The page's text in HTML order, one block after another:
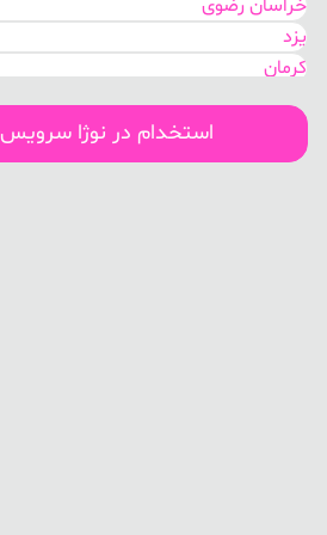
خراسان رضوی
یزد
کرمان
فارس
کهگیلویه و بویر احمد
هرمزگان
استخدام در نوژا سرویس